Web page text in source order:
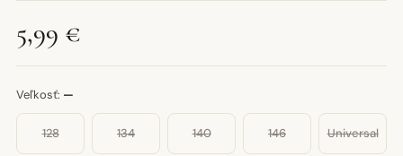
5,99 €
Veľkosť: —
128 134 140 146 Universal